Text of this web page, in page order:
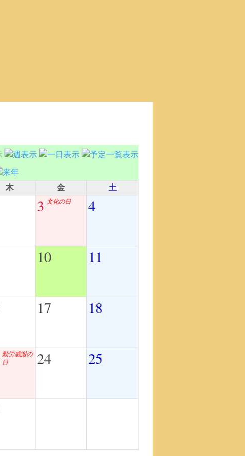
木 金 土
3 文化の日 4
10 11
17 18
勤労感謝の
日
24 25